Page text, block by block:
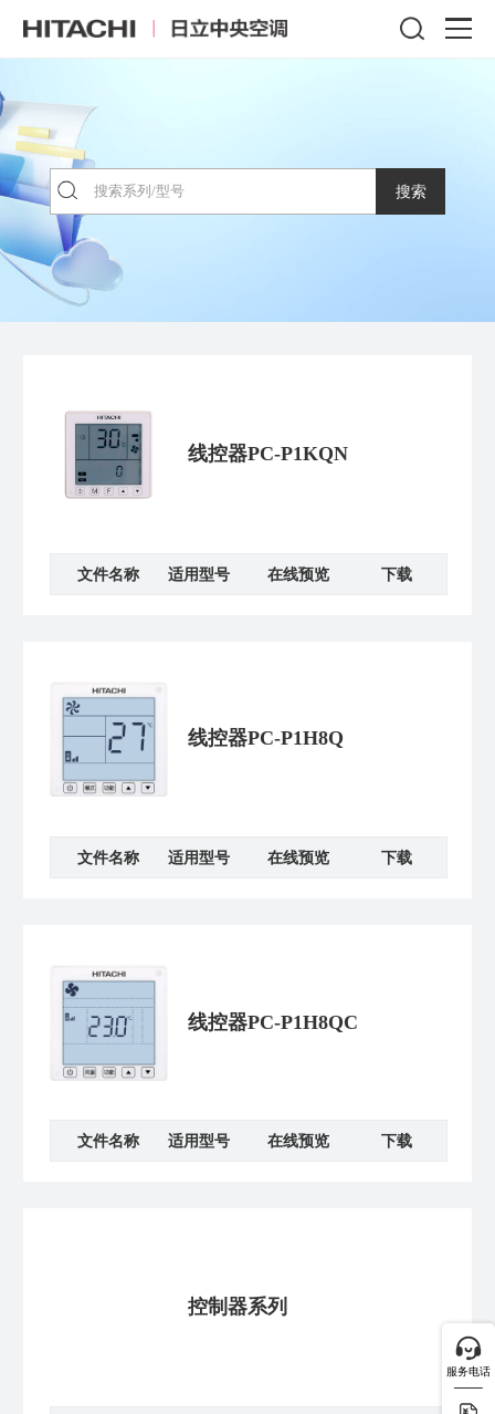
搜索
线控器PC-P1KQN
文件名称 适用型号 在线预览 下载
线控器PC-P1H8Q
文件名称 适用型号 在线预览 下载
线控器PC-P1H8QC
文件名称 适用型号 在线预览 下载
控制器系列
服务电话